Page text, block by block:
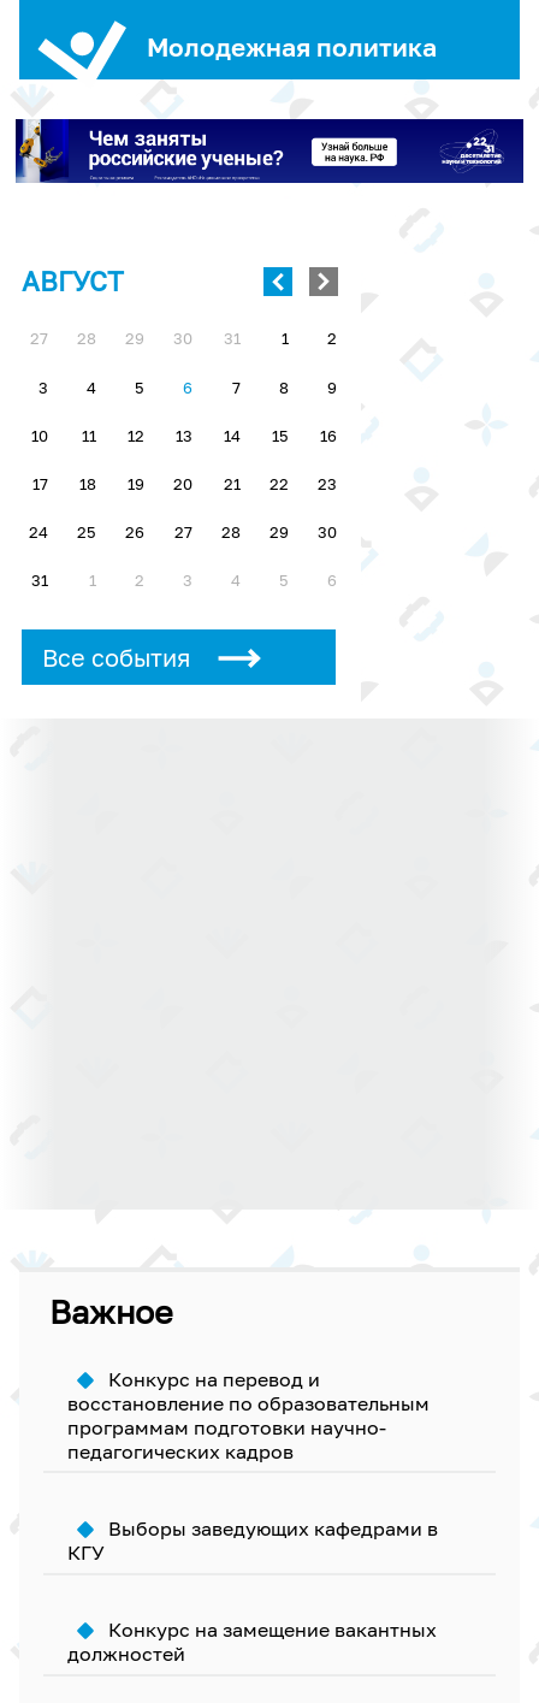
Молодежная политика
АВГУСТ
27 28 29 30 31 1 2
3 4 5 6 7 8 9
10 11 12 13 14 15 16
17 18 19 20 21 22 23
24 25 26 27 28 29 30
31 1 2 3 4 5 6
Все события
Важное
Конкурс на перевод и
восстановление по образовательным
программам подготовки научно-
педагогических кадров
Выборы заведующих кафедрами в
КГУ
Конкурс на замещение вакантных
должностей